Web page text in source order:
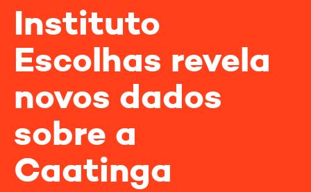
Instituto
Escolhas revela
novos dados
sobre a
Caatinga